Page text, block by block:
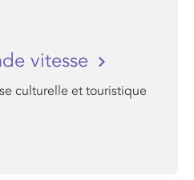
vitesse
culturelle et touristique